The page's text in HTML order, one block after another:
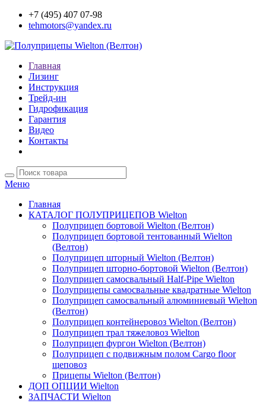
+7 (495) 407 07-98
tehmotors@yandex.ru
Главная
Лизинг
Инструкция
Трейд-ин
Гидрофикация
Гарантия
Видео
Контакты
Меню
Главная
КАТАЛОГ ПОЛУПРИЦЕПОВ Wielton
Полуприцеп бортовой Wielton (Велтон)
Полуприцеп бортовой тентованный Wielton
(Велтон)
Полуприцеп шторный Wielton (Велтон)
Полуприцеп шторно-бортовой Wielton (Велтон)
Полуприцеп самосвальный Half-Pipe Wielton
Полуприцепы самосвальные квадратные Wielton
Полуприцеп самосвальный алюминиевый Wielton
(Велтон)
Полуприцеп контейнеровоз Wielton (Велтон)
Полуприцеп трал тяжеловоз Wielton
Полуприцеп фургон Wielton (Велтон)
Полуприцеп с подвижным полом Cargo floor
щеповоз
Прицепы Wielton (Велтон)
ДОП ОПЦИИ Wielton
ЗАПЧАСТИ Wielton